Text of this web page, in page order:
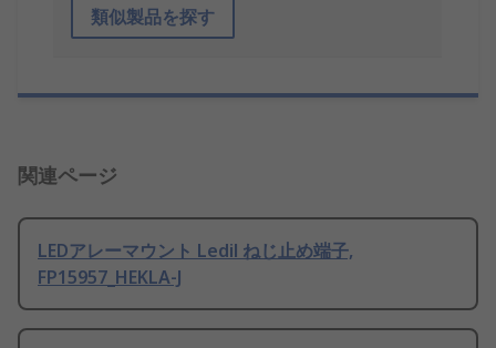
類似製品を探す
関連ページ
LEDアレーマウント Ledil ねじ止め端子,
FP15957_HEKLA-J